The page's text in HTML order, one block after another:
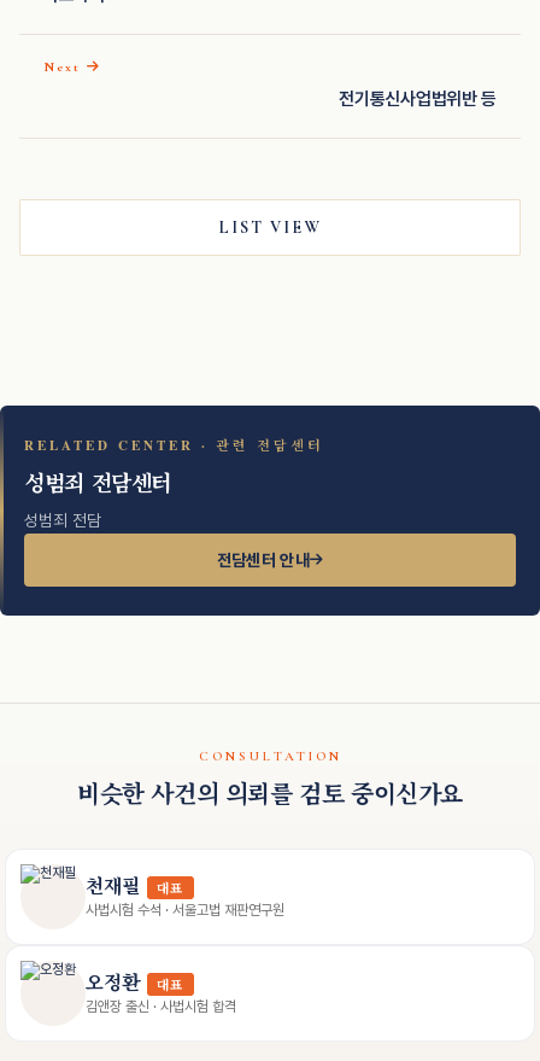
Next
전기통신사업법위반 등
LIST VIEW
RELATED CENTER · 관련 전담센터
성범죄 전담센터
성범죄 전담
전담센터 안내
CONSULTATION
비슷한 사건의 의뢰를 검토 중이신가요
천재필 대표
사법시험 수석 · 서울고법 재판연구원
오정환 대표
김앤장 출신 · 사법시험 합격